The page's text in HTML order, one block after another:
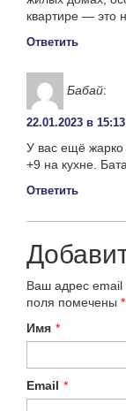
квартире — это
Ответить
Бабай:
22.01.2023 в 15:13
У вас ещё жарко
+9 на кухне.
Ответить
Ваш адрес email
поля помечены *
Имя *
Email *